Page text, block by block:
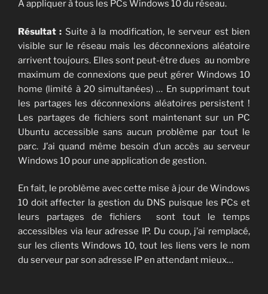
A appliquer à tous les PCs Windows 10 du réseau.
Résultat : Suite à la modification, le serveur est bien
visible sur le réseau mais les déconnexions aléatoire
arrivent toujours. Elles sont peut-être dues au nombre
maximum de connexions que peut gérer Windows 10
home (limité à 20 simultanées) … En supprimant tout
les partages les déconnexions aléatoires persistent !
Les partages de fichiers sont maintenant sur un PC
Ubuntu accessible sans aucun problème par tout le
parc. J’ai quand même besoin d’un accès au serveur
Windows 10 pour une application de gestion.
En fait, le problème avec cette mise à jour de Windows
10 doit affecter la gestion du DNS puisque les PCs et
leurs partages de fichiers sont tout le temps
accessibles via leur adresse IP. Du coup, j’ai remplacé,
sur les clients Windows 10, tout les liens vers le nom
du serveur par son adresse IP en attendant mieux…